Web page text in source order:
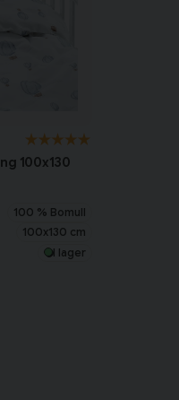
100x130
100 % Bomull
100x130 cm
I lager